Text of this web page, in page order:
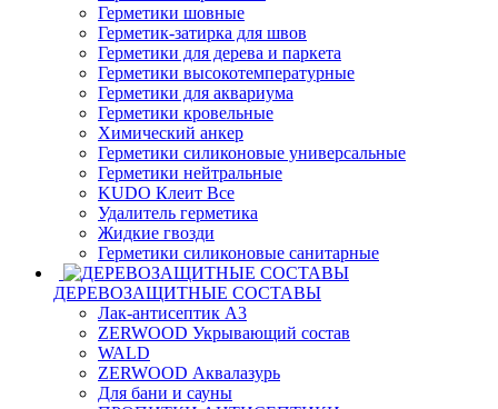
Герметики шовные
Герметик-затирка для швов
Герметики для дерева и паркета
Герметики высокотемпературные
Герметики для аквариума
Герметики кровельные
Химический анкер
Герметики силиконовые универсальные
Герметики нейтральные
KUDO Клеит Все
Удалитель герметика
Жидкие гвозди
Герметики силиконовые санитарные
ДЕРЕВОЗАЩИТНЫЕ СОСТАВЫ
Лак-антисептик А3
ZERWOOD Укрывающий состав
WALD
ZERWOOD Аквалазурь
Для бани и сауны